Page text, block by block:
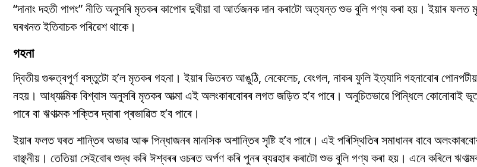
“দানাং দহতী পাপং” নীতি অনুসৰি মৃতকৰ কাপোৰ দুখীয়া বা আৰ্তজনক দান কৰাটো অত্যন্ত শুভ বুলি গণ্য কৰা হয়। ইয়াৰ
ঘৰখনত ইতিবাচক পৰিৱেশ থাকে।
গহনা
দ্বিতীয় গুৰুত্বপূৰ্ণ বস্তুটো হ’ল মৃতকৰ গহনা। ইয়াৰ ভিতৰত আঙুঠি, নেকেলেচ, বেংগল, নাকৰ ফুলি ইত্যাদি গহনাবোৰ
নহয়। আধ্যাত্মিক বিশ্বাস অনুসৰি মৃতকৰ আত্মা এই অলংকাৰবোৰৰ লগত জড়িত হ’ব পাৰে। অনুচিতভাৱে পিন্ধিলে কোনোবাই
পাৰে বা ঋণাত্মক শক্তিৰ দ্বাৰা প্ৰভাৱিত হ’ব পাৰে।
ইয়াৰ ফলত ঘৰত শান্তিৰ অভাৱ আৰু পিন্ধাজনৰ মানসিক অশান্তিৰ সৃষ্টি হ’ব পাৰে। এই পৰিস্থিতিৰ সমাধানৰ বাবে
বাঞ্ছনীয়। তেতিয়া সেইবোৰ শুদ্ধ কৰি ঈশ্বৰৰ ওচৰত অৰ্পণ কৰি পুনৰ ব্যৱহাৰ কৰাটো শুভ বুলি গণ্য কৰা হয়। এনে কৰিলে